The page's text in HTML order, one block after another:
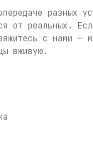
разных
от реальных.
с нами —
вживую.